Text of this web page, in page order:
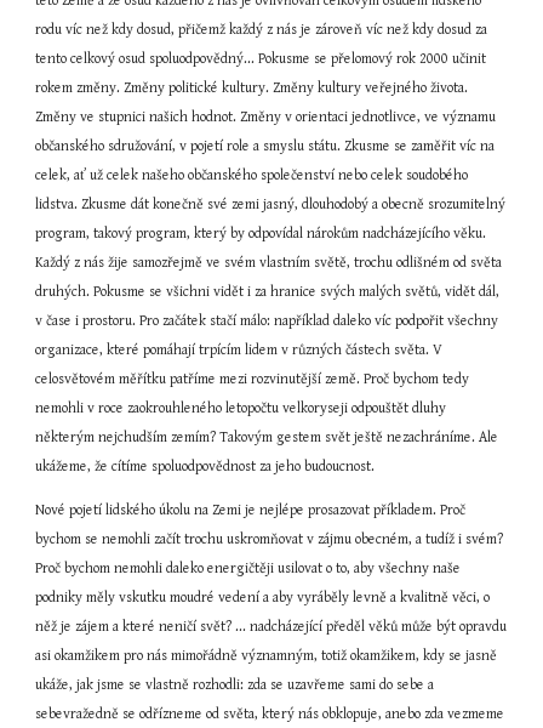
rodu víc než kdy dosud, přičemž každý z nás je zároveň víc než kdy dosud za
tento celkový osud spoluodpovědný... Pokusme se přelomový rok 2000 učinit
rokem změny. Změny politické kultury. Změny kultury veřejného života.
Změny ve stupnici našich hodnot. Změny v orientaci jednotlivce, ve významu
občanského sdružování, v pojetí role a smyslu státu. Zkusme se zaměřit víc na
celek, ať už celek našeho občanského společenství nebo celek soudobého
lidstva. Zkusme dát konečně své zemi jasný, dlouhodobý a obecně srozumitelný
program, takový program, který by odpovídal nárokům nadcházejícího věku.
Každý z nás žije samozřejmě ve svém vlastním světě, trochu odlišném od světa
druhých. Pokusme se všichni vidět i za hranice svých malých světů, vidět dál,
v čase i prostoru. Pro začátek stačí málo: například daleko víc podpořit všechny
organizace, které pomáhají trpícím lidem v různých částech světa. V
celosvětovém měřítku patříme mezi rozvinutější země. Proč bychom tedy
nemohli v roce zaokrouhleného letopočtu velkoryseji odpouštět dluhy
některým nejchudším zemím? Takovým gestem svět ještě nezachráníme. Ale
ukážeme, že cítíme spoluodpovědnost za jeho budoucnost.
Nové pojetí lidského úkolu na Zemi je nejlépe prosazovat příkladem. Proč
bychom se nemohli začít trochu uskromňovat v zájmu obecném, a tudíž i svém?
Proč bychom nemohli daleko energičtěji usilovat o to, aby všechny naše
podniky měly vskutku moudré vedení a aby vyráběly levně a kvalitně věci, o
něž je zájem a které neničí svět? ... nadcházející předěl věků může být opravdu
asi okamžikem pro nás mimořádně významným, totiž okamžikem, kdy se jasně
ukáže, jak jsme se vlastně rozhodli: zda se uzavřeme sami do sebe a
sebevražedně se odřízneme od světa, který nás obklopuje, anebo zda vezmeme